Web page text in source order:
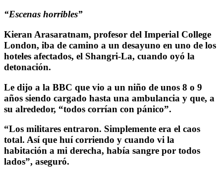
“Escenas horribles”
Kieran Arasaratnam, profesor del Imperial College
London, iba de camino a un desayuno en uno de los
hoteles afectados, el Shangri-La, cuando oyó la
detonación.
Le dijo a la BBC que vio a un niño de unos 8 o 9
años siendo cargado hasta una ambulancia y que, a
su alrededor, “todos corrían con pánico”.
“Los militares entraron. Simplemente era el caos
total. Así que huí corriendo y cuando vi la
habitación a mi derecha, había sangre por todos
lados”, aseguró.